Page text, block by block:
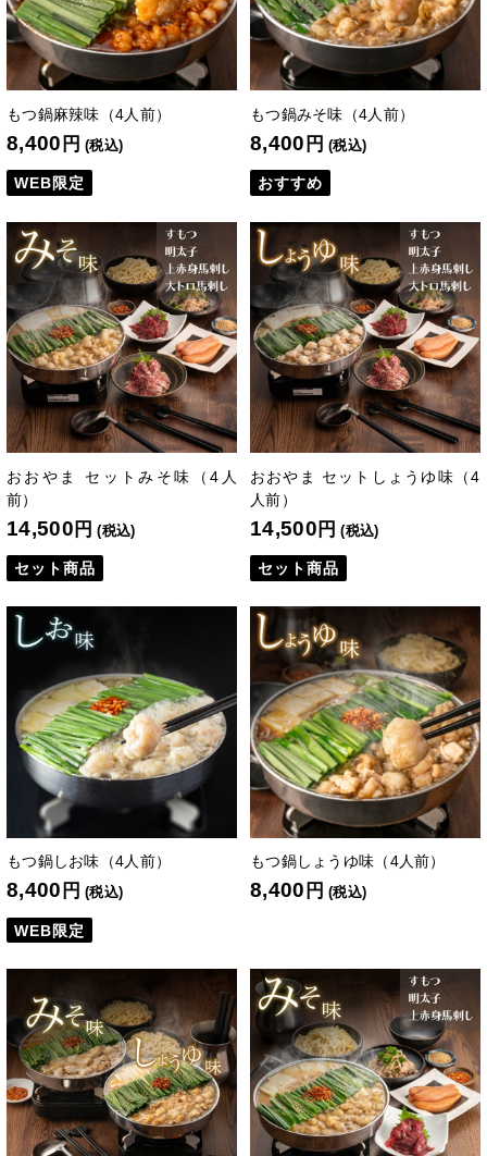
もつ鍋麻辣味（4人前）
8,400 円 (税込)
WEB限定
もつ鍋みそ味（4人前）
8,400 円 (税込)
おすすめ
おおやま セットみそ味（4人
前）
14,500 円 (税込)
セット商品
おおやま セットしょうゆ味（4
人前）
14,500 円 (税込)
セット商品
もつ鍋しお味（4人前）
8,400 円 (税込)
WEB限定
もつ鍋しょうゆ味（4人前）
8,400 円 (税込)